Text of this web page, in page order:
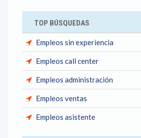
TOP BÚSQUEDAS
Empleos sin experiencia
Empleos call center
Empleos administración
Empleos ventas
Empleos asistente